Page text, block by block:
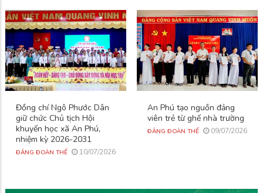
Đồng chí Ngô Phước Dân
giữ chức Chủ tịch Hội
khuyến học xã An Phú,
nhiệm kỳ 2026-2031
ĐẢNG ĐOÀN THỂ 10/07/2026
An Phú tạo nguồn đảng
viên trẻ từ ghế nhà trường
ĐẢNG ĐOÀN THỂ 09/07/2026